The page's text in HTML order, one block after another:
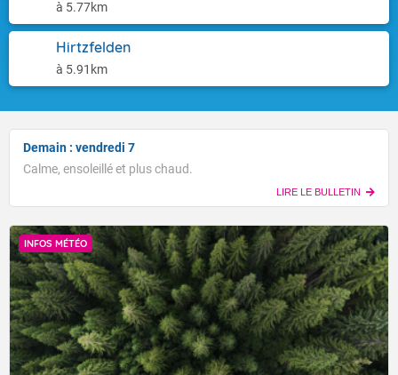
à 5.77km
Hirtzfelden
à 5.91km
Demain : vendredi 7
Calme, ensoleillé et plus chaud.
LIRE LE BULLETIN
INFOS MÉTÉO